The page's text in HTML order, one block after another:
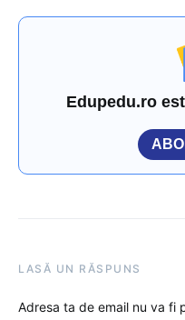
Edupedu.ro
LASĂ UN RĂSPUNS
Adresa ta de email nu va fi